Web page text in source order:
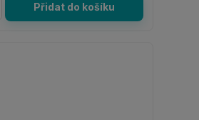
Přidat do košíku